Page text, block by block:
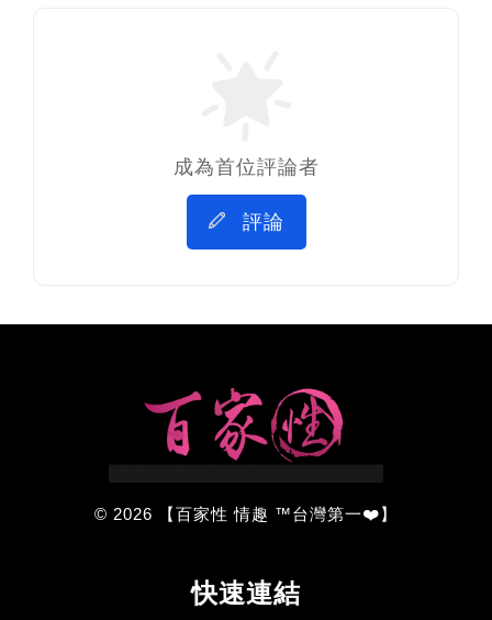
成為首位評論者
評論
© 2026 【百家性 情趣 ™台灣第一❤️】
快速連結